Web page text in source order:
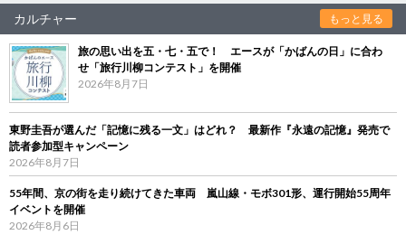
カルチャー もっと見る
旅の思い出を五・七・五で！ エースが「かばんの日」に合わ
せ「旅行川柳コンテスト」を開催
2026年8月7日
東野圭吾が選んだ「記憶に残る一文」はどれ？ 最新作『永遠の記憶』発売で
読者参加型キャンペーン
2026年8月7日
55年間、京の街を走り続けてきた車両 嵐山線・モボ301形、運行開始55周年
イベントを開催
2026年8月6日